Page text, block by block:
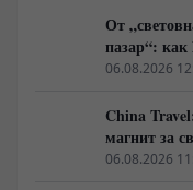
От
пазар“:
глобалното
06.08.2026
China
магнит за
06.08.2026